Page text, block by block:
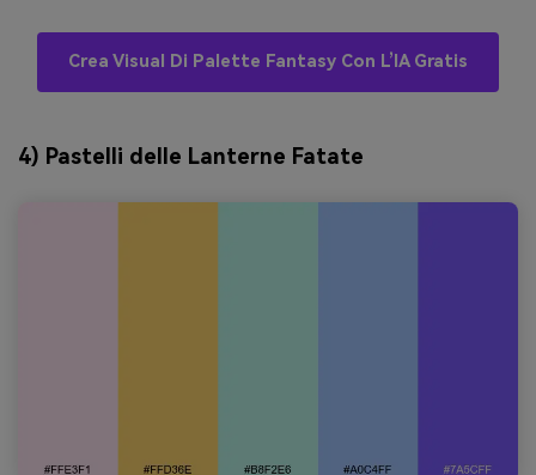
Crea Visual Di Palette Fantasy Con L’IA Gratis
4) Pastelli delle Lanterne Fatate